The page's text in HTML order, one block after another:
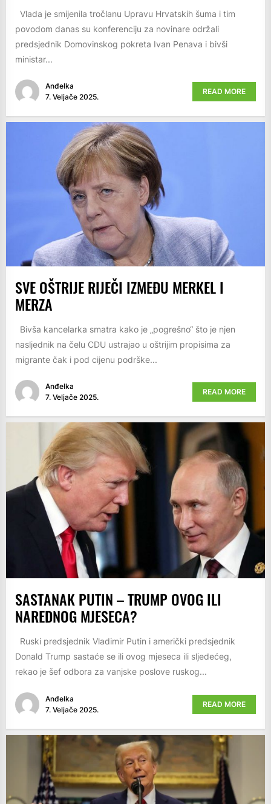
Vlada je smijenila tročlanu Upravu Hrvatskih šuma i tim
povodom danas su konferenciju za novinare održali
predsjednik Domovinskog pokreta Ivan Penava i bivši
ministar...
Anđelka
7. Veljače 2025.
READ MORE
SVE OŠTRIJE RIJEČI IZMEĐU MERKEL I
MERZA
Bivša kancelarka smatra kako je „pogrešno“ što je njen
nasljednik na čelu CDU ustrajao u oštrijim propisima za
migrante čak i pod cijenu podrške...
Anđelka
7. Veljače 2025.
READ MORE
SASTANAK PUTIN – TRUMP OVOG ILI
NAREDNOG MJESECA?
Ruski predsjednik Vladimir Putin i američki predsjednik
Donald Trump sastaće se ili ovog mjeseca ili sljedećeg,
rekao je šef odbora za vanjske poslove ruskog...
Anđelka
7. Veljače 2025.
READ MORE